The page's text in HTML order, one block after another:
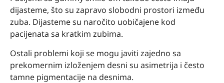
dijasteme, što su zapravo slobodni prostori između
zuba. Dijasteme su naročito uobičajene kod
pacijenata sa kratkim zubima.
Ostali problemi koji se mogu javiti zajedno sa
prekomernim izloženjem desni su asimetrija i često
tamne pigmentacije na desnima.